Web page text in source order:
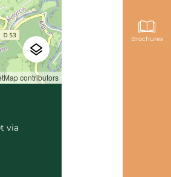
Brochures
contributors
via